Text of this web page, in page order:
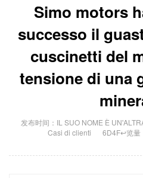
minerariaSimo motors
successo il
cuscinetti del
tensione di una
发布时间：IL SUO NOME È
Casi di clienti
6D4F↩览量